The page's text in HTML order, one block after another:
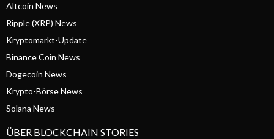
Altcoin News
Ripple (XRP) News
Kryptomarkt-Update
Binance Coin News
Dogecoin News
Krypto-Börse News
Solana News
ÜBER BLOCKCHAIN STORIES